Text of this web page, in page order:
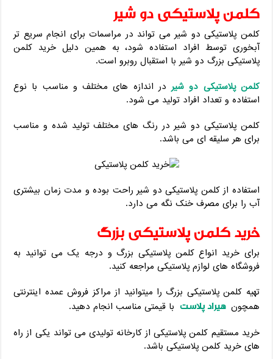
کلمن پلاستیکی دو شیر
کلمن پلاستیکی دو شیر می تواند در مراسمات برای انجام سریع تر
آبخوری توسط افراد استفاده شود، به همین دلیل خرید کلمن
پلاستیکی بزرگ دو شیر با استقبال روبرو است.
کلمن پلاستیکی دو شیر در اندازه های مختلف و مناسب با نوع
استفاده و تعداد افراد تولید می شود.
کلمن پلاستیکی دو شیر در رنگ های مختلف تولید شده و مناسب
برای هر سلیقه ای می باشد.
استفاده از کلمن پلاستیکی دو شیر راحت بوده و مدت زمان بیشتری
آب را برای مصرف خنک نگه می دارد.
خرید کلمن پلاستیکی بزرگ
برای خرید انواع کلمن پلاستیکی بزرگ و درجه یک می توانید به
فروشگاه های لوازم پلاستیکی مراجعه کنید.
تهیه کلمن پلاستیکی بزرگ را میتوانید از مراکز فروش عمده اینترنتی
همچون هیراد پلاست با قیمتی مناسب انجام دهید.
خرید مستقیم کلمن پلاستیکی از کارخانه تولیدی می تواند یکی از راه
های خرید کلمن پلاستیکی باشد.